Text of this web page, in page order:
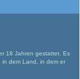
18 Jahren gestattet. Es
in dem Land, in dem er